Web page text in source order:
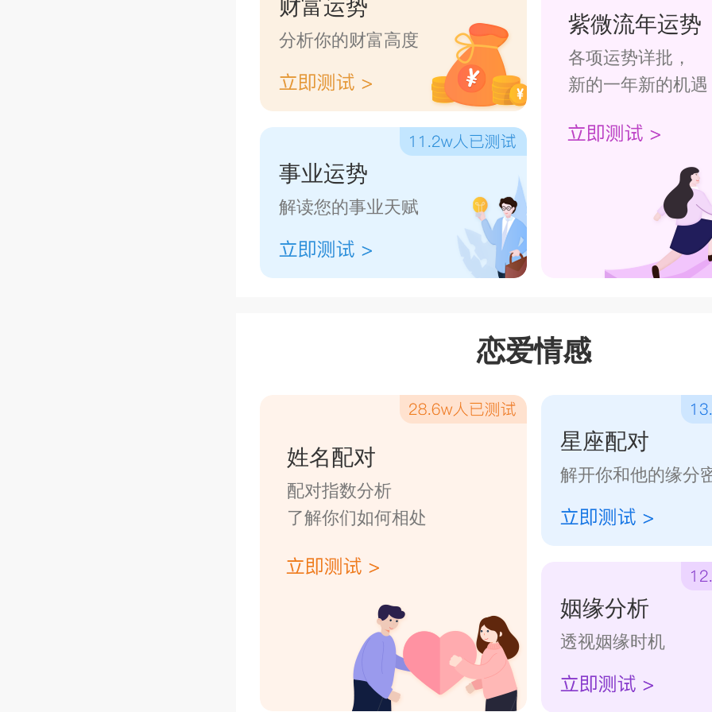
财富运势
分析你的财富高度
事业运势
解读您的事业天赋
紫微流年运势
各项运势详批，
新的一年新的机遇
恋爱情感
姓名配对
配对指数分析
了解你们如何相处
星座配对
解开你和他的缘分
姻缘分析
透视姻缘时机